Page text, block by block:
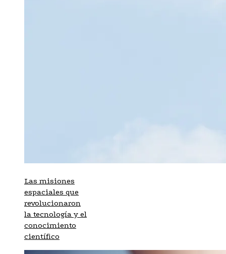
Las misiones
espaciales que
revolucionaron
la tecnología y el
conocimiento
científico